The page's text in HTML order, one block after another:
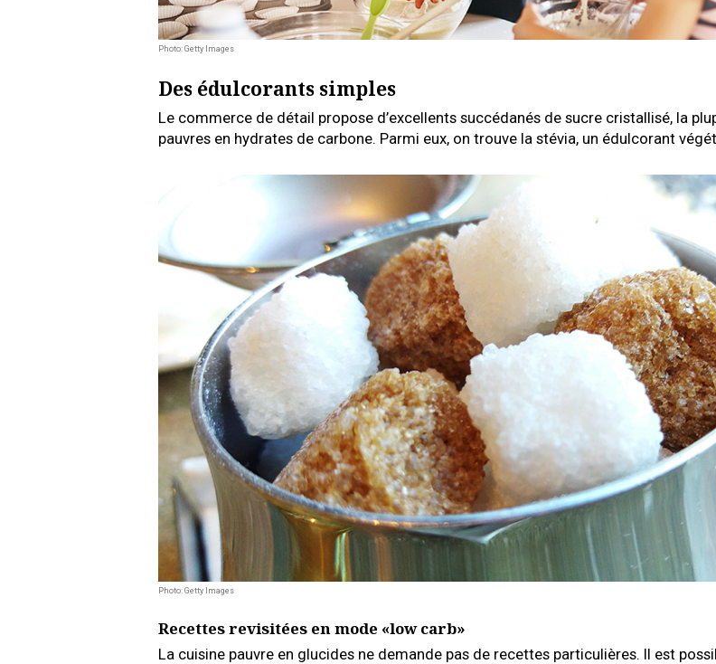
Photo: Getty Images
Des édulcorants simples
Le commerce de détail propose d’excellents succédanés de sucre cristallisé, la
pauvres en hydrates de carbone. Parmi eux, on trouve la stévia, un édulcorant
Photo: Getty Images
Recettes revisitées en mode «low carb»
La cuisine pauvre en glucides ne demande pas de recettes particulières. Il est